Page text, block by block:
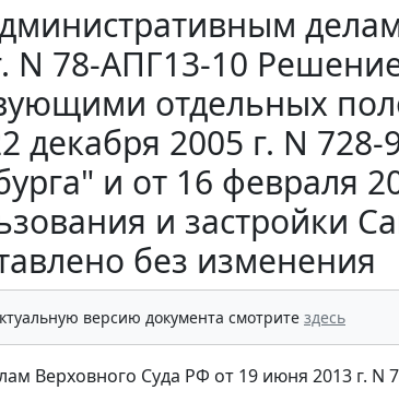
N 78-АПГ13-10
отдельных
декабря 2005 г. N
и от 16 февраля
и застройки
без изменения
версию документа смотрите здесь
Верховного Суда РФ от 19 июня 2013 г. N